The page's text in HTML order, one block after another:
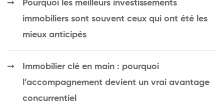
Pourquoi les meilleurs investissements
immobiliers sont souvent ceux qui ont été les
mieux anticipés
Immobilier clé en main : pourquoi
l’accompagnement devient un vrai avantage
concurrentiel